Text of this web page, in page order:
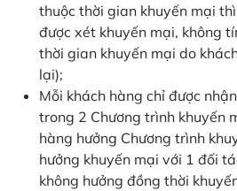
thuộc thời gian khuyến mại
được xét khuyến mại, không
thời gian khuyến mại do
lại);
Mỗi khách hàng chỉ được
trong 2 Chương trình khuyến
hàng hưởng Chương trình
hưởng khuyến mại với 1 đối
không hưởng đồng thời